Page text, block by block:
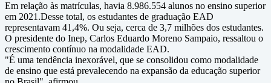
Em relação às matrículas, havia 8.986.554 alunos no ensino superior
em 2021.Desse total, os estudantes de graduação EAD
representavam 41,4%. Ou seja, cerca de 3,7 milhões dos estudantes.
O presidente do Inep, Carlos Eduardo Moreno Sampaio, ressaltou o
crescimento contínuo na modalidade EAD.
"É uma tendência inexorável, que se consolidou como modalidade
de ensino que está prevalecendo na expansão da educação superior